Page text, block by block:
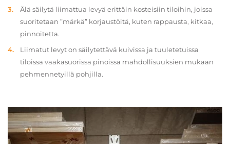
Älä säilytä liimattua levyä erittäin kosteisiin tiloihin, joissa
suoritetaan ”märkä” korjaustöitä, kuten rappausta, kitkaa,
pinnoitetta.
Liimatut levyt on säilytettävä kuivissa ja tuuletetuissa
tiloissa vaakasuorissa pinoissa mahdollisuuksien mukaan
pehmennetyillä pohjilla.